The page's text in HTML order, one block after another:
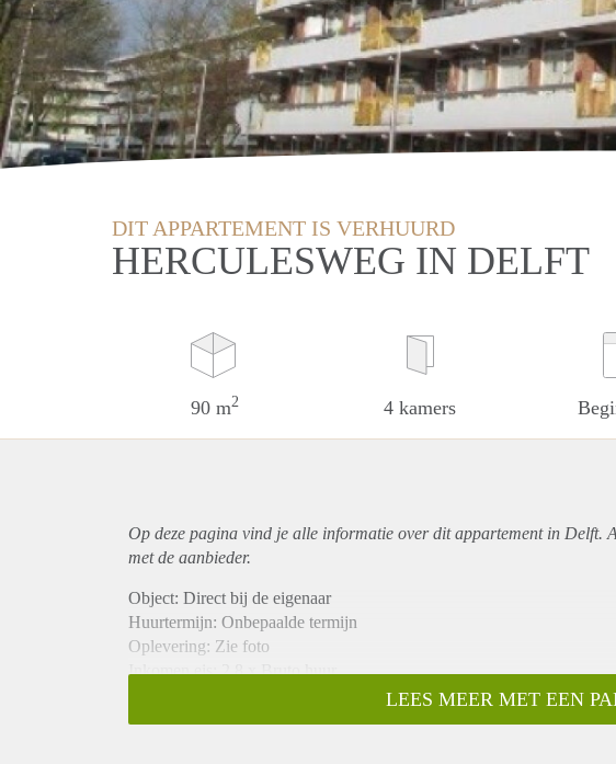
DIT APPARTEMENT IS VERHUURD
HERCULESWEG IN DELFT
90 m2 4 kamers
Op deze pagina vind je alle informatie over ditappartementin Delft.
met de aanbieder.
Object: Direct bij de eigenaar
Huurtermijn: Onbepaalde termijn
Oplevering: Zie foto
Inkomen eis: 2,8 x Bruto huur
Borg: 1 Maand
LEES MEER MET EEN